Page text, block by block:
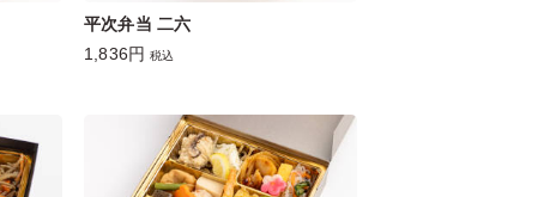
平次弁当 二六
1,836円 税込